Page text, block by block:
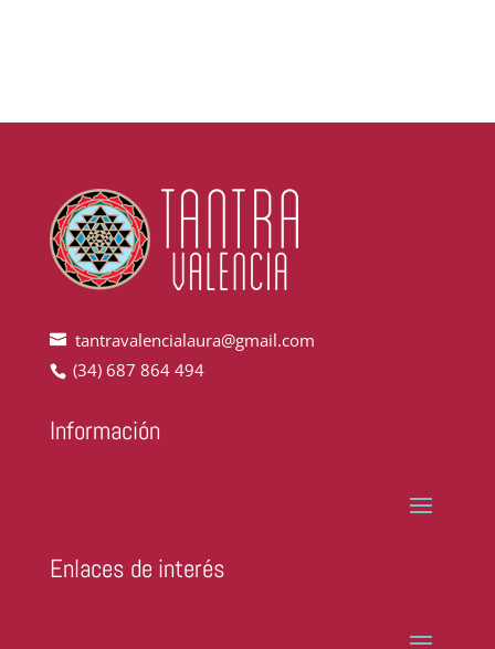
tantravalencialaura@gmail.com
(34) 687 864 494
Información
Enlaces de interés